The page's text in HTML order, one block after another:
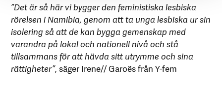
”Det är så här vi bygger den feministiska lesbiska
rörelsen i Namibia, genom att ta unga lesbiska ur sin
isolering så att de kan bygga gemenskap med
varandra på lokal och nationell nivå och stå
tillsammans för att hävda sitt utrymme och sina
rättigheter”, säger Irene// Garoës från Y-fem